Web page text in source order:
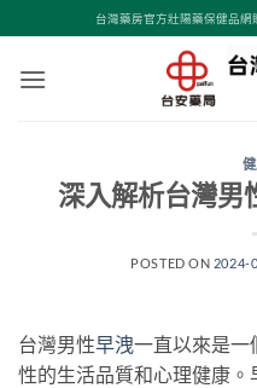
轉
台灣藥房官方壯陽藥保健品網
深入解析台灣男
POSTED ON 2024-
台灣男性早洩一直以來是一
性的生活品質和心理健康